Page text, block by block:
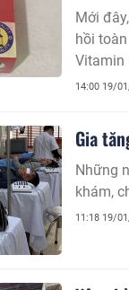
Mới
hồi toàn
Vitamin
phẩm
14:00 19/
Gia
Những
khám,
11:18 19/